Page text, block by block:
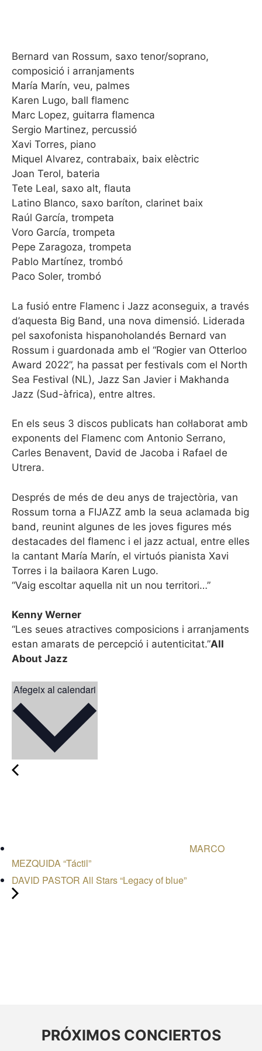
Bernard van Rossum, saxo tenor/soprano,
composició i arranjaments
María Marín, veu, palmes
Karen Lugo, ball flamenc
Marc Lopez, guitarra flamenca
Sergio Martinez, percussió
Xavi Torres, piano
Miquel Alvarez, contrabaix, baix elèctric
Joan Terol, bateria
Tete Leal, saxo alt, flauta
Latino Blanco, saxo baríton, clarinet baix
Raúl García, trompeta
Voro García, trompeta
Pepe Zaragoza, trompeta
Pablo Martínez, trombó
Paco Soler, trombó
La fusió entre Flamenc i Jazz aconseguix, a través
d’aquesta Big Band, una nova dimensió. Liderada
pel saxofonista hispanoholandés Bernard van
Rossum i guardonada amb el “Rogier van Otterloo
Award 2022”, ha passat per festivals com el North
Sea Festival (NL), Jazz San Javier i Makhanda
Jazz (Sud-àfrica), entre altres.
En els seus 3 discos publicats han col·laborat amb
exponents del Flamenc com Antonio Serrano,
Carles Benavent, David de Jacoba i Rafael de
Utrera.
Després de més de deu anys de trajectòria, van
Rossum torna a FIJAZZ amb la seua aclamada big
band, reunint algunes de les joves figures més
destacades del flamenc i el jazz actual, entre elles
la cantant María Marín, el virtuós pianista Xavi
Torres i la bailaora Karen Lugo.
“Vaig escoltar aquella nit un nou territori…”
Kenny Werner
“Les seues atractives composicions i arranjaments
estan amarats de percepció i autenticitat.”All
About Jazz
MARCO
MEZQUIDA “Táctil”
DAVID PASTOR All Stars “Legacy of blue”
PRÓXIMOS CONCIERTOS